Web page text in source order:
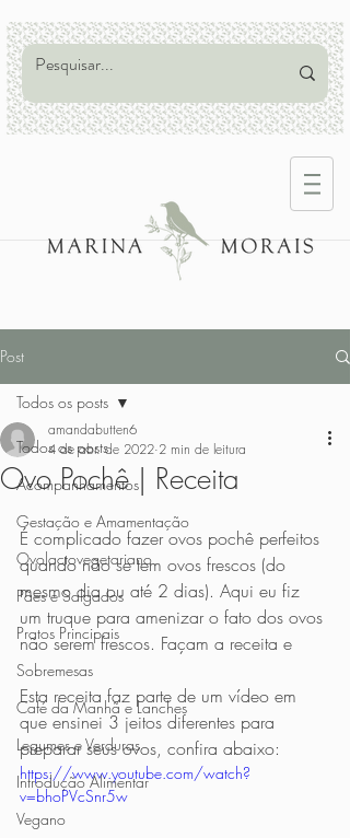
Post
Todos os posts
Acompanhamentos
Gestação e Amamentação
Ovolactovegetariano
Pães e Salgados
Pratos Principais
Sobremesas
Café da Manhã e Lanches
Legumes e Verduras
Introdução Alimentar
Vegano
Todos os posts
Ovo Pochê | Receita
amandabutten6
4 de abr. de 2022 2 min de leitura
É complicado fazer ovos pochê perfeitos
quando não se tem ovos frescos (do
mesmo dia ou até 2 dias). Aqui eu fiz
um truque para amenizar o fato dos ovos
não serem frescos. Façam a receita e
Esta receita faz parte de um vídeo em
que ensinei 3 jeitos diferentes para
preparar seus ovos, confira abaixo:
https://www.youtube.com/watch?
v=bhoPVcSnr5w